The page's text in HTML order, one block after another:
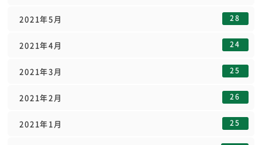
2021年5月 28
2021年4月 24
2021年3月 25
2021年2月 26
2021年1月 25